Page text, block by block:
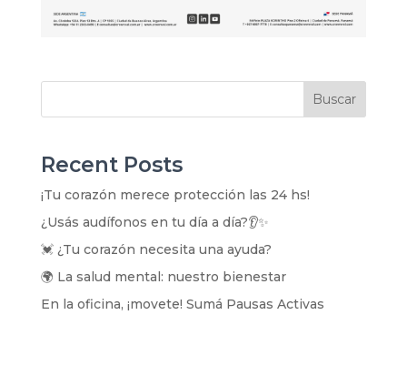
Buscar
Recent Posts
¡Tu corazón merece protección las 24 hs!
¿Usás audífonos en tu día a día?👂✨
💓 ¿Tu corazón necesita una ayuda?
🌍 La salud mental: nuestro bienestar
En la oficina, ¡movete! Sumá Pausas Activas